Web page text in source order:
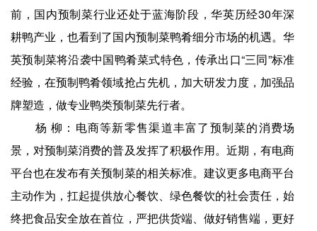
前，国内预制菜行业还处于蓝海阶段，华英历经30年深
耕鸭产业，也看到了国内预制菜鸭肴细分市场的机遇。华
英预制菜将沿袭中国鸭肴菜式特色，传承出口“三同”标准
经验，在预制鸭肴领域抢占先机，加大研发力度，加强品
牌塑造，做专业鸭类预制菜先行者。
杨 柳：电商等新零售渠道丰富了预制菜的消费场
景，对预制菜消费的普及发挥了积极作用。近期，有电商
平台也在发布有关预制菜的相关标准。建议更多电商平台
主动作为，扛起提供放心餐饮、绿色餐饮的社会责任，始
终把食品安全放在首位，严把供货端、做好销售端，更好